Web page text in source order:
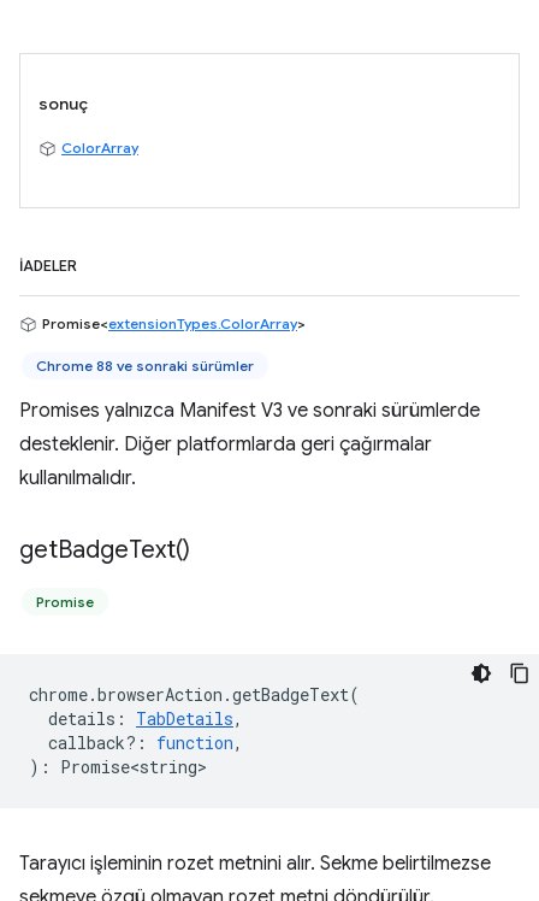
sonuç
ColorArray
İADELER
Promise<extensionTypes.ColorArray>
Chrome 88 ve sonraki sürümler
Promises yalnızca Manifest V3 ve sonraki sürümlerde
desteklenir. Diğer platformlarda geri çağırmalar
kullanılmalıdır.
getBadgeText()
Promise
chrome.browserAction .getBadgeText(
details : TabDetails,
callback? : function,
) : Promise<string>
Tarayıcı işleminin rozet metnini alır. Sekme belirtilmezse